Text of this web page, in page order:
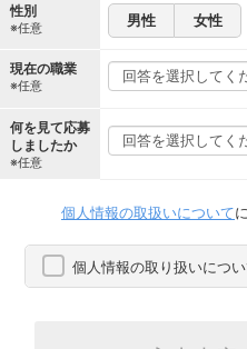
性別
※任意 男性 女性
現在の職業
※任意
何を見て応募
しましたか
※任意
個人情報の取扱いについて
個人情報の取り扱いにつ